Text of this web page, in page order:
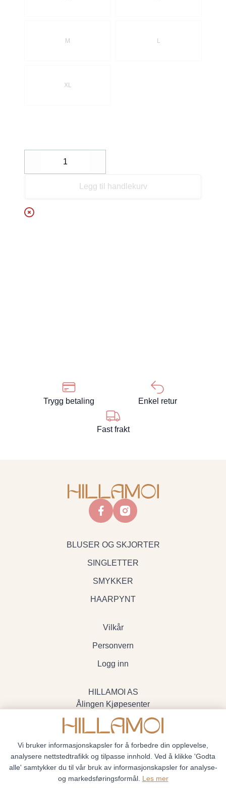
M L
XL
Decrease
Legg til handlekurv
Trygg betaling Enkel retur
Fast frakt
facebookinstagram
BLUSER OG SKJORTER
SINGLETTER
SMYKKER
HAARPYNT
Vilkår
Personvern
Logg inn
HILLAMOI AS
Ålingen Kjøpesenter
Myrenvegen 19, 3570 Ål
- Org.nr. 928705234
Vi bruker informasjonskapsler for å forbedre din opplevelse,
analysere nettstedtrafikk og tilpasse innhold. Ved å klikke 'Godta
alle' samtykker du til vår bruk av informasjonskapsler for analyse-
og markedsføringsformål. Les mer